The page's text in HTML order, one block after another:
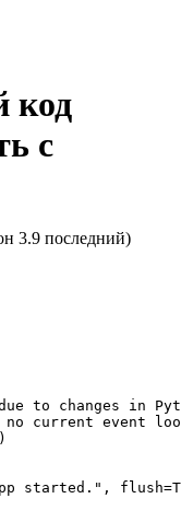
код
с
3.9 последний)
to changes in
current event
started.",